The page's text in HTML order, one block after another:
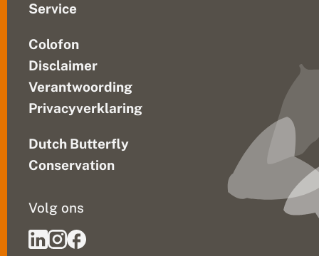
Service
Colofon
Disclaimer
Verantwoording
Privacyverklaring
Dutch Butterfly
Conservation
Volg ons